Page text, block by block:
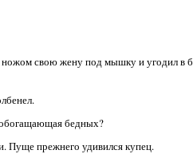
свою жену под мышку и угодил в
бедных?
Пуще прежнего удивился купец.